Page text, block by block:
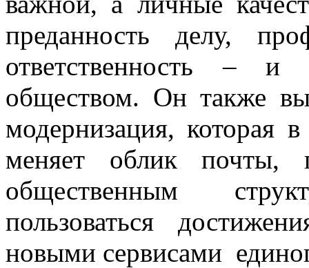
преданность делу,
ответственность – и
обществом. Он также
модернизация, которая
меняет облик почты,
общественным
пользоваться
новыми сервисами